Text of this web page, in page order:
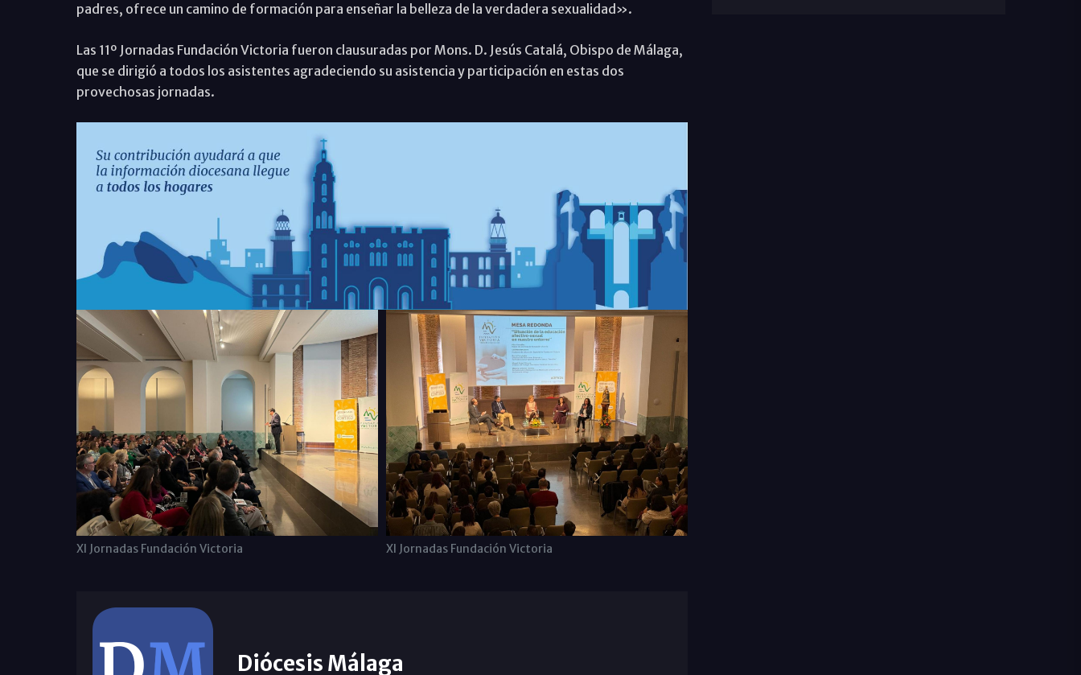
padres, ofrece un camino de formación para enseñar la belleza de la verdadera sexualidad».
Las 11º Jornadas Fundación Victoria fueron clausuradas por Mons. D. Jesús Catalá, Obispo de Málaga,
que se dirigió a todos los asistentes agradeciendo su asistencia y participación en estas dos
provechosas jornadas.
XI Jornadas Fundación Victoria XI Jornadas Fundación Victoria
Diócesis Málaga